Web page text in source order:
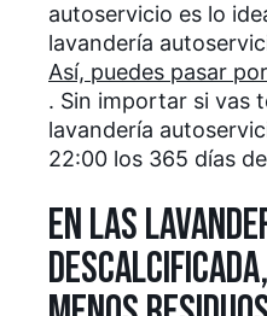
autoservicio es lo
lavandería
Así, puedes pasar
. Sin importar si vas
lavandería
22:00 los 365 días
EN LAS